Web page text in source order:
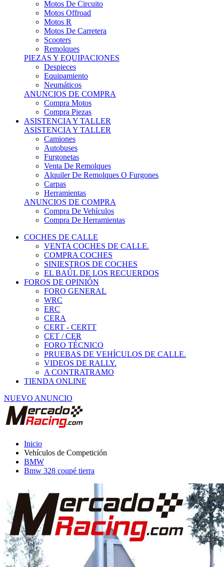
Motos R
Motos De Carretera
Scooters
Remolques
PIEZAS Y EQUIPACIONES
Despieces
Equipamiento
Neumáticos
ANUNCIOS DE COMPRA
Compra Motos
Compra Piezas
ASISTENCIA Y TALLER
ASISTENCIA Y TALLER
Camiones
Autobuses
Furgonetas
Venta De Remolques
Alquiler De Remolques O Furgones
Carpas
Herramientas
ANUNCIOS DE COMPRA
Compra De Vehículos
Compra De Herramientas
COCHES DE CALLE
VENTA COCHES DE CALLE.
COMPRA COCHES
SINIESTROS DE COCHES
EL BAÚL DE LOS RECUERDOS
FOROS DE OPINIÓN
FORO GENERAL
WRC
ERC
CERA
CERT - CERTT
CET / CER
FORO TÉCNICO
PRUEBAS DE VEHÍCULOS DE CALLE.
VIDEOS DE RALLY.
A CONTRATRAMO
TIENDA ONLINE
NUEVO ANUNCIO
Vehículos de Competición
BMW
Bmw 328 coupé tierra